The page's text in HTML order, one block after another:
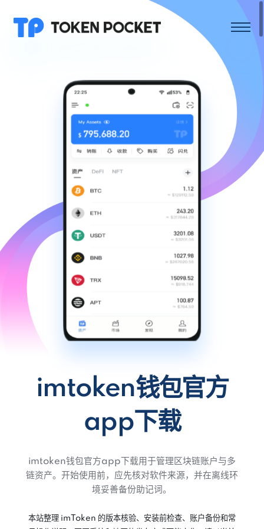
imtoken钱包官方
app下载
imtoken钱包官方app下载用于管理区块链账户与多
链资产。开始使用前，应先核对软件来源，并在离线环
境妥善备份助记词。
本站整理 imToken 的版本核验、安装前检查、账户备份和常